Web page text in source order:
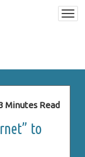
Minutes Read
to